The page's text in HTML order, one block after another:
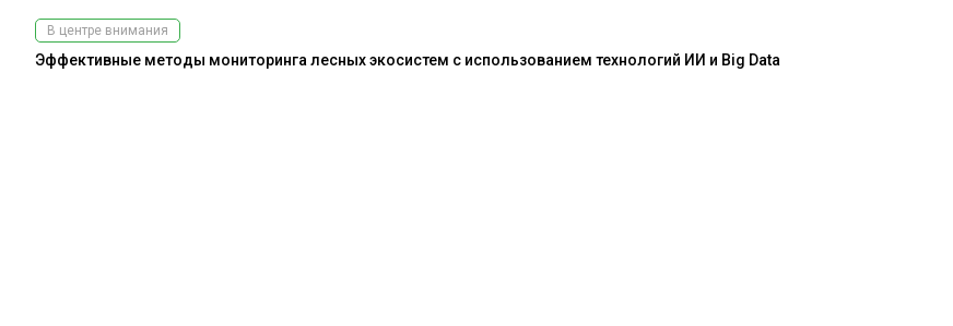
В центре внимания
Эффективные методы мониторинга лесных экосистем с использованием технологий ИИ и Big Data